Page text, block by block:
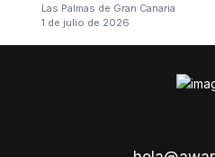
Las Palmas de Gran Canaria
1 de julio de 2026